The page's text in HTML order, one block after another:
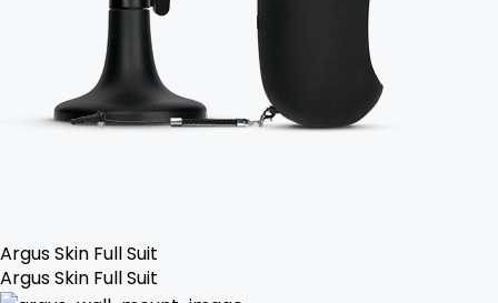
Argus Skin Full Suit
Argus Skin Full Suit